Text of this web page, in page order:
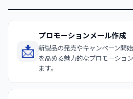
📩
プロモーションメール作成
新製品の発売やキャンペーン開
を高める魅力的なプロモーショ
ます。